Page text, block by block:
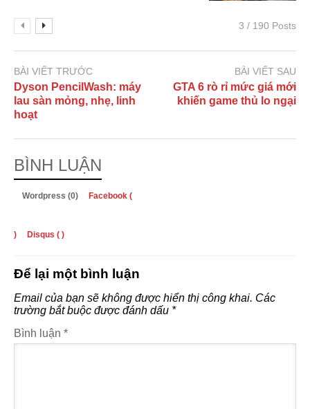
3 / 190 Posts
BÀI VIẾT TRƯỚC
Dyson PencilWash: máy
lau sàn mỏng, nhẹ, linh
hoạt
BÀI VIẾT SAU
GTA 6 rò rỉ mức giá mới
khiến game thủ lo ngại
BÌNH LUẬN
Wordpress (0) Facebook (
) Disqus ( )
Để lại một bình luận
Email của bạn sẽ không được hiển thị công khai. Các
trường bắt buộc được đánh dấu *
Bình luận *